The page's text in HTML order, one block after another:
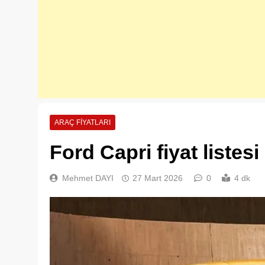
ARAÇ FIYATLARI
Ford Capri fiyat listesi
Mehmet DAYI 27 Mart 2026 0 4 dk